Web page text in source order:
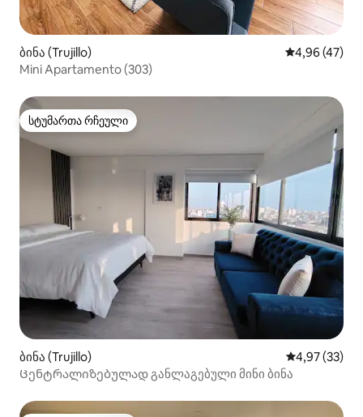
ბინა (Trujillo) საშუალო
4,96 (47)
Mini Apartamento (303)
სტუმართა რჩეული
სტუმართა რჩეული
ბინა (Trujillo) საშუალო
4,97 (33)
Ცენტრალიზებულად განლაგებული მინი ბინა